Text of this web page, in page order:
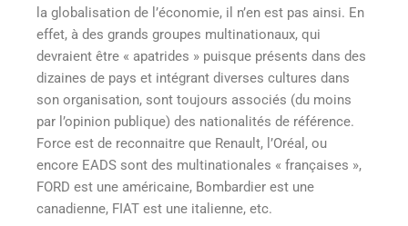
la globalisation de l’économie, il n’en est pas ainsi. En
effet, à des grands groupes multinationaux, qui
devraient être « apatrides » puisque présents dans des
dizaines de pays et intégrant diverses cultures dans
son organisation, sont toujours associés (du moins
par l’opinion publique) des nationalités de référence.
Force est de reconnaitre que Renault, l’Oréal, ou
encore EADS sont des multinationales « françaises »,
FORD est une américaine, Bombardier est une
canadienne, FIAT est une italienne, etc.